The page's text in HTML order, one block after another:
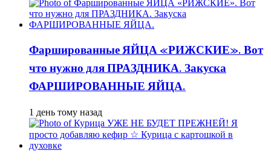
Фаршированные ЯЙЦА «РИЖСКИЕ». Вот
что нужно для ПРАЗДНИКА. Закуска
ФАРШИРОВАННЫЕ ЯЙЦА.
1 день тому назад